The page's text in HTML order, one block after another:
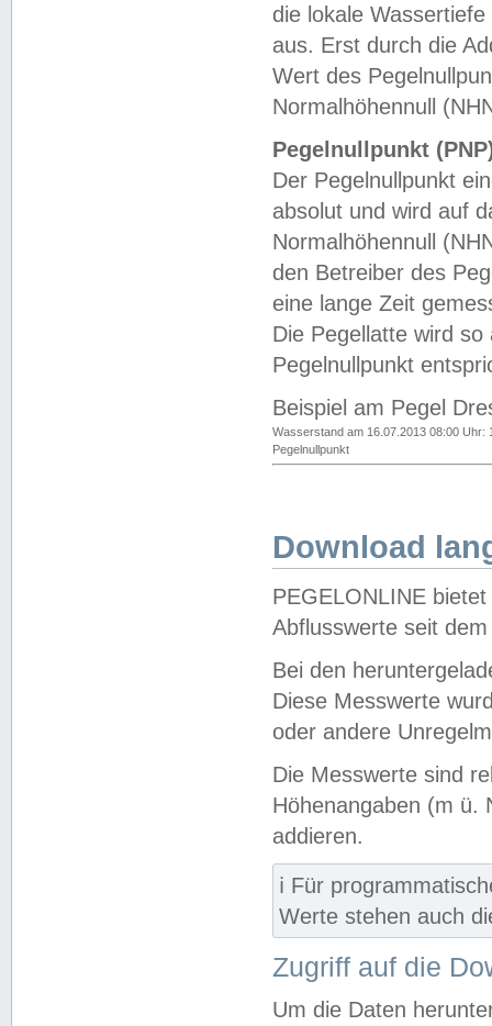
die lokale
aus. Erst durch die
Wert des
Normalhöhennull
Pegelnullpunkt
Der Pegelnullpunkt
absolut und wird auf
Normalhöhennull
den Betreiber des
eine lange Zeit
Die Pegellatte wird
Pegelnullpunkt
Beispiel am Pegel
Wasserstand am 16.07.2013 08:00 Uhr:
Pegelnullpunkt
Download
PEGELONLINE
Abflusswerte seit
Bei den
Diese Messwerte
oder andere
Die Messwerte sind
Höhenangaben (m ü.
addieren.
ℹ️ Für
Werte stehen auch
Zugriff auf die
Um die Daten